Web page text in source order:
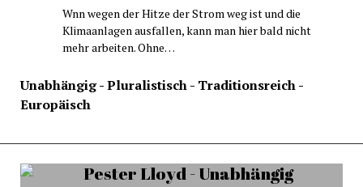
Wnn wegen der Hitze der Strom weg ist und die
Klimaanlagen ausfallen, kann man hier bald nicht
mehr arbeiten. Ohne…
Unabhängig - Pluralistisch - Traditionsreich -
Europäisch